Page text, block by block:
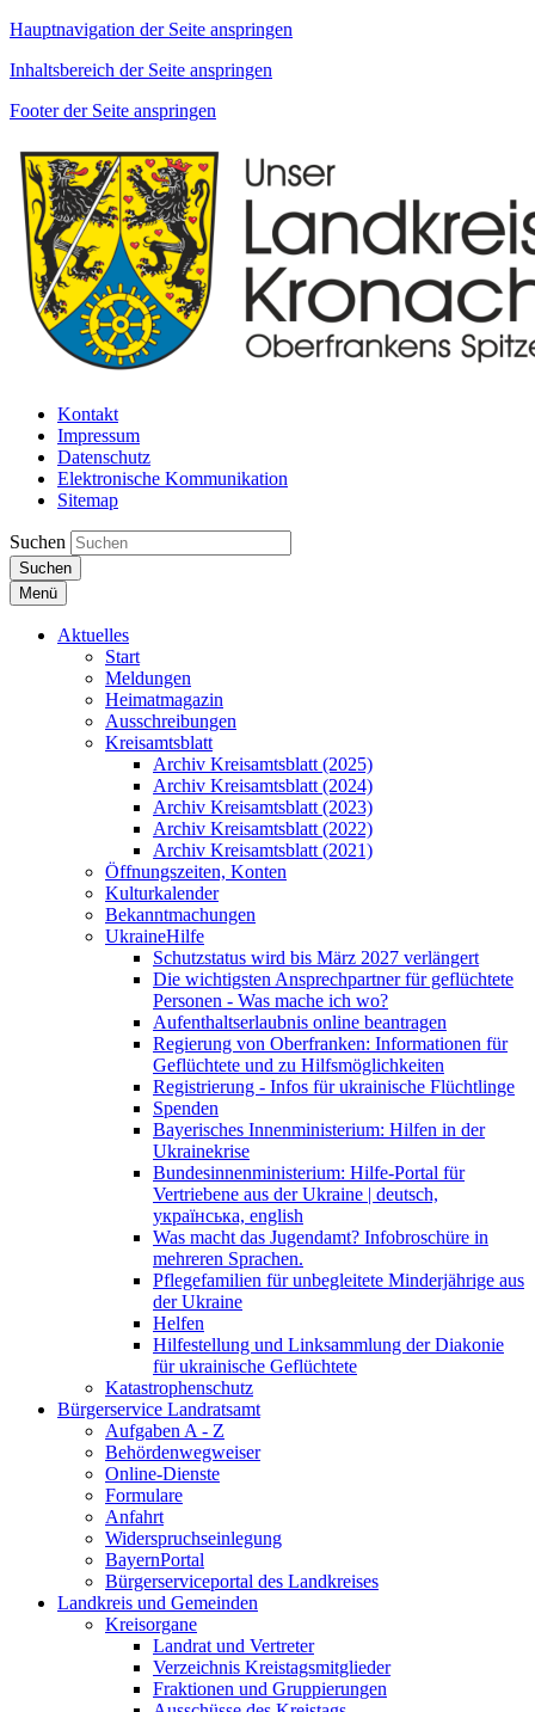
Hauptnavigation der Seite anspringen
Inhaltsbereich der Seite anspringen
Footer der Seite anspringen
Kontakt
Impressum
Datenschutz
Elektronische Kommunikation
Sitemap
Suchen
Suchen
Menü
Aktuelles
Start
Meldungen
Heimatmagazin
Ausschreibungen
Kreisamtsblatt
Archiv Kreisamtsblatt (2025)
Archiv Kreisamtsblatt (2024)
Archiv Kreisamtsblatt (2023)
Archiv Kreisamtsblatt (2022)
Archiv Kreisamtsblatt (2021)
Öffnungszeiten, Konten
Kulturkalender
Bekanntmachungen
UkraineHilfe
Schutzstatus wird bis März 2027 verlängert
Die wichtigsten Ansprechpartner für geflüchtete
Personen - Was mache ich wo?
Aufenthaltserlaubnis online beantragen
Regierung von Oberfranken: Informationen für
Geflüchtete und zu Hilfsmöglichkeiten
Registrierung - Infos für ukrainische Flüchtlinge
Spenden
Bayerisches Innenministerium: Hilfen in der
Ukrainekrise
Bundesinnenministerium: Hilfe-Portal für
Vertriebene aus der Ukraine | deutsch,
українська, english
Was macht das Jugendamt? Infobroschüre in
mehreren Sprachen.
Pflegefamilien für unbegleitete Minderjährige aus
der Ukraine
Helfen
Hilfestellung und Linksammlung der Diakonie
für ukrainische Geflüchtete
Katastrophenschutz
Bürgerservice Landratsamt
Aufgaben A - Z
Behördenwegweiser
Online-Dienste
Formulare
Anfahrt
Widerspruchseinlegung
BayernPortal
Bürgerserviceportal des Landkreises
Landkreis und Gemeinden
Kreisorgane
Landrat und Vertreter
Verzeichnis Kreistagsmitglieder
Fraktionen und Gruppierungen